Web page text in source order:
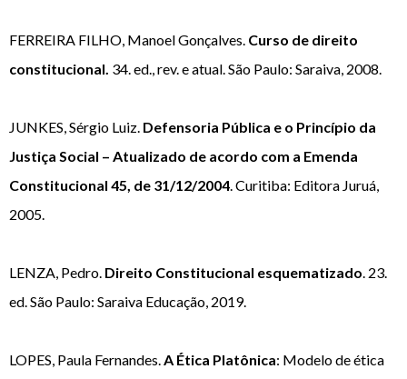
FERREIRA FILHO, Manoel Gonçalves. Curso de direito
constitucional. 34. ed., rev. e atual. São Paulo: Saraiva, 2008.
JUNKES, Sérgio Luiz. Defensoria Pública e o Princípio da
Justiça Social – Atualizado de acordo com a Emenda
Constitucional 45, de 31/12/2004. Curitiba: Editora Juruá,
2005.
LENZA, Pedro. Direito Constitucional esquematizado. 23.
ed. São Paulo: Saraiva Educação, 2019.
LOPES, Paula Fernandes.A Ética Platônica: Modelo de ética